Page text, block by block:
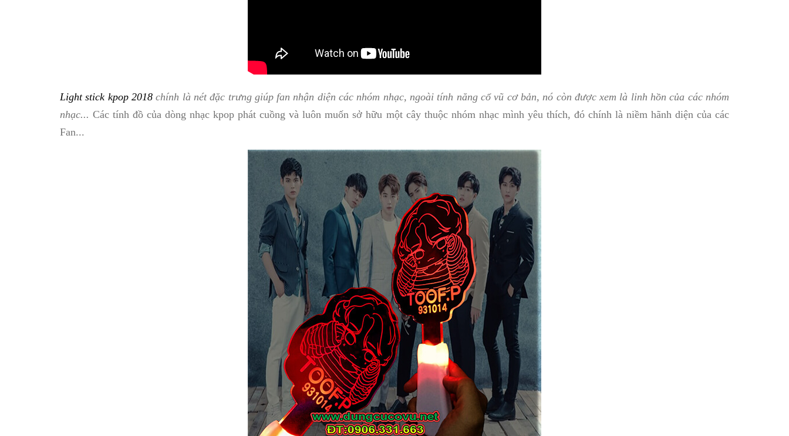
Light stick kpop 2018 chính là nét đặc trưng giúp fan nhận diện các nhóm nhạc, ngoài tính năng cổ vũ cơ bản, nó còn được xem là linh hồn của các nhóm
nhạc...Các tính đồ của dòng nhạc kpop phát cuồng và luôn muốn sở hữu một cây thuộc nhóm nhạc mình yêu thích, đó chính là niềm hãnh diện của các
Fan...